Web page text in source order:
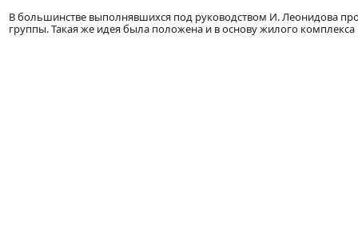
В большинстве выполнявшихся под руководством И. Леонидова
группы. Такая же идея была положена и в основу жилого